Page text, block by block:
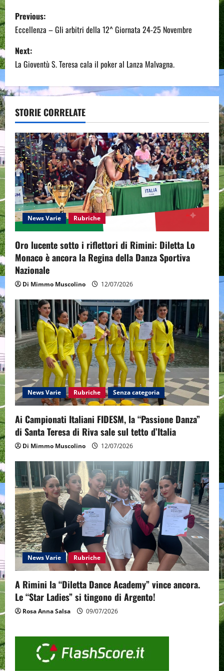
P
o
s
t
n
a
v
i
g
a
t
i
o
n
Previous:
Eccellenza – Gli arbitri della 12^ Giornata 24-25 Novembre
Next:
La Gioventù S. Teresa cala il poker al Lanza Malvagna.
STORIE CORRELATE
News Varie Rubriche
Oro lucente sotto i riflettori di Rimini: Diletta Lo
Monaco è ancora la Regina della Danza Sportiva
Nazionale
Di Mimmo Muscolino 12/07/2026
News Varie Rubriche Senza categoria
Ai Campionati Italiani FIDESM, la “Passione Danza”
di Santa Teresa di Riva sale sul tetto d’Italia
Di Mimmo Muscolino 12/07/2026
News Varie Rubriche
A Rimini la “Diletta Dance Academy” vince ancora.
Le “Star Ladies” si tingono di Argento!
Rosa Anna Salsa 09/07/2026